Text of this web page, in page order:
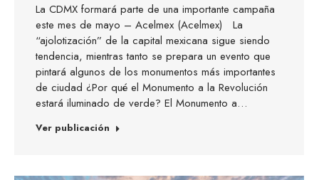
La CDMX formará parte de una importante campaña
este mes de mayo – Acelmex (Acelmex) La
“ajolotización” de la capital mexicana sigue siendo
tendencia, mientras tanto se prepara un evento que
pintará algunos de los monumentos más importantes
de ciudad ¿Por qué el Monumento a la Revolución
estará iluminado de verde? El Monumento a…
Ver publicación